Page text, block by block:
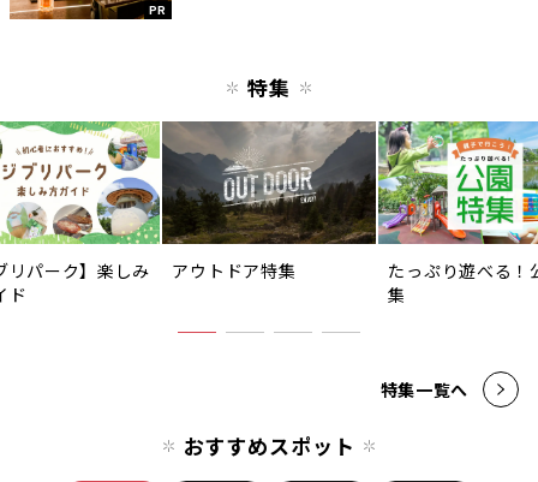
PR
特集
リパーク】楽しみ
ド
アウトドア特集
たっぷり遊べる！
集
特集一覧へ
おすすめスポット